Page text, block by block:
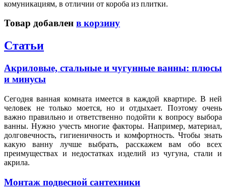
комуникациям, в отличии от короба из плитки.
Товар добавлен в корзину
Статьи
Акриловые, стальные и чугунные ванны: плюсы
и минусы
Сегодня ванная комната имеется в каждой квартире. В ней
человек не только моется, но и отдыхает. Поэтому очень
важно правильно и ответственно подойти к вопросу выбора
ванны. Нужно учесть многие факторы. Например, материал,
долговечность, гигиеничность и комфортность. Чтобы знать
какую ванну лучше выбрать, расскажем вам обо всех
преимуществах и недостатках изделий из чугуна, стали и
акрила.
Монтаж подвесной сантехники